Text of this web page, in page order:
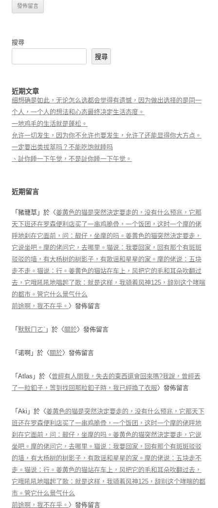
搜尋
搜尋
近期文章
细想确是如此，无论怎么选都会觉得有遗憾，因为做出选择的是同一
个人，一个人的想法和心态最终决定生活态度。
一地鸡毛的生活就是蓬松。
允许一切发生，因为你不允许也要发生，允许了还能显得你大方点。
一定要出类拔萃吗？不能吃饱就睡吗
、訨你睡一下午觉，不是訨你睡一下午觉。
近期留言
「 豬籠草 」於〈姜黄色的猫是突然決定要走的，没有什么预兆，它那
天下班还在罗森便利店买了一串鸡脆骨，一个饭团，这时一个摩的佬
呼地刹在它面前，问：靓仔，坐摩的吗。姜黄色的猫突然決定要走，
它说坐吧。摩的佬问它，去哪里。猫说：我要回家，回有那个有斑斑
驳驳的墙，有大杨树的树影子，有歌谣和星星的家。摩的佬说：五块
走不走。猫说：行。姜黄色的猫站在车上，风把它的毛和耳朵吹翻过
去，它哦吼吼地唱起了歌：就是这样，我骑着风神125，辞别这个哮喘
的都市。管它什么景气什么
前途啊，我不在乎。 〉發佈留言
「 默默ㄇㄛˋ 」於〈 關於〉發佈留言
「 诺啊 」於〈 關於〉發佈留言
「 Atlas 」於〈曾經有人問我，失去的東西還會回來嗎?我說，曾經丟
了一粒釦子，等到找回那粒釦子時，我已經換了衣服〉發佈留言
「 Aki 」於〈姜黄色的猫是突然決定要走的，没有什么预兆，它那天下
班还在罗森便利店买了一串鸡脆骨，一个饭团，这时一个摩的佬呼地
刹在它面前，问：靓仔，坐摩的吗。姜黄色的猫突然決定要走，它说
坐吧。摩的佬问它，去哪里。猫说：我要回家，回有那个有斑斑驳驳
的墙，有大杨树的树影子，有歌谣和星星的家。摩的佬说：五块走不
走。猫说：行。姜黄色的猫站在车上，风把它的毛和耳朵吹翻过去，
它哦吼吼地唱起了歌：就是这样，我骑着风神125，辞别这个哮喘的都
市。管它什么景气什么
前途啊，我不在乎。 〉發佈留言